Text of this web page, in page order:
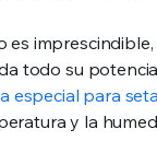
es
todo su
especial para
y la